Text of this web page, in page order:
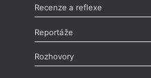
Esej ,Pádlo,Úvaha
Recenze a reflexe
Recenze
Méně slov o próze,Celá
Reportáže
Literární zítřky
Celá rubrika
Rozhovory